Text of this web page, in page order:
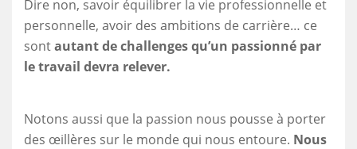
Dire non, savoir équilibrer la vie professionnelle et
personnelle, avoir des ambitions de carrière… ce
sontautant de challenges qu’un passionné par
le travail devra relever.
Notons aussi que la passion nous pousse à porter
des œillères sur le monde qui nous entoure. Nous